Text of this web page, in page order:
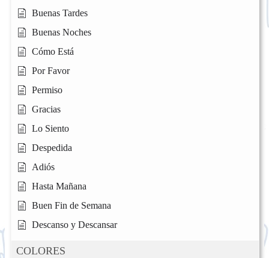
Buenas Tardes
Buenas Noches
Cómo Está
Por Favor
Permiso
Gracias
Lo Siento
Despedida
Adiós
Hasta Mañana
Buen Fin de Semana
Descanso y Descansar
COLORES